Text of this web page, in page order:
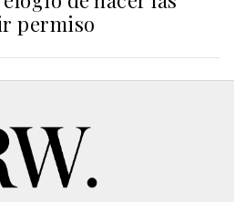
permiso